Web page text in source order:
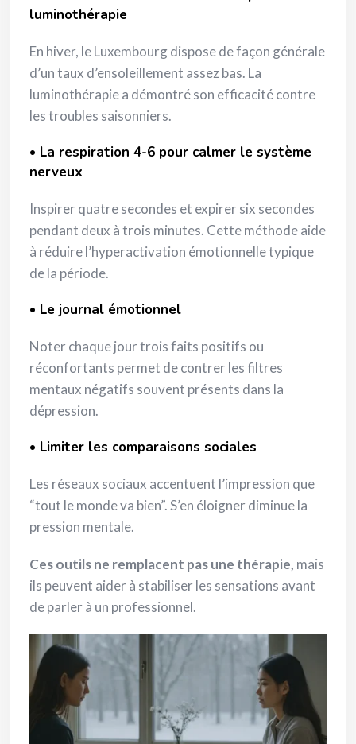
luminothérapie
En hiver, le Luxembourg dispose de façon générale
d’un taux d’ensoleillement assez bas. La
luminothérapie a démontré son efficacité contre
les troubles saisonniers.
• La respiration 4-6 pour calmer le système
nerveux
Inspirer quatre secondes et expirer six secondes
pendant deux à trois minutes. Cette méthode aide
à réduire l’hyperactivation émotionnelle typique
de la période.
• Le journal émotionnel
Noter chaque jour trois faits positifs ou
réconfortants permet de contrer les filtres
mentaux négatifs souvent présents dans la
dépression.
• Limiter les comparaisons sociales
Les réseaux sociaux accentuent l’impression que
“tout le monde va bien”. S’en éloigner diminue la
pression mentale.
Ces outils ne remplacent pas une thérapie, mais
ils peuvent aider à stabiliser les sensations avant
de parler à un professionnel.